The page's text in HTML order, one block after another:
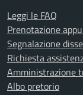
Leggi le FAQ
Prenotazione
Segnalazione
Richiesta
Amministrazione
Albo pretorio